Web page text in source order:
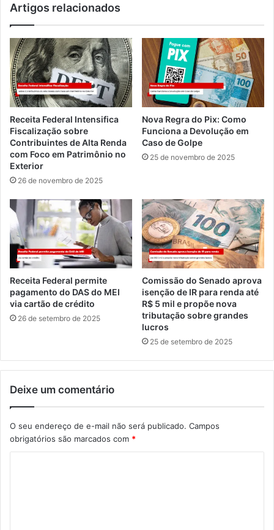
Artigos relacionados
Receita Federal Intensifica
Fiscalização sobre
Contribuintes de Alta Renda
com Foco em Patrimônio no
Exterior
26 de novembro de 2025
Nova Regra do Pix: Como
Funciona a Devolução em
Caso de Golpe
25 de novembro de 2025
Receita Federal permite
pagamento do DAS do MEI
via cartão de crédito
26 de setembro de 2025
Comissão do Senado aprova
isenção de IR para renda até
R$ 5 mil e propõe nova
tributação sobre grandes
lucros
25 de setembro de 2025
Deixe um comentário
O seu endereço de e-mail não será publicado. Campos
obrigatórios são marcados com *